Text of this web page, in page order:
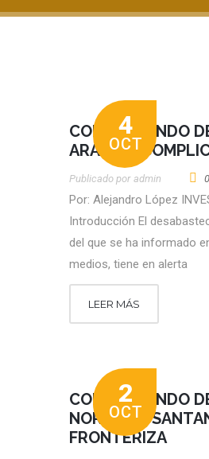
4
OCT
CONTRABANDO
ARAUCA:
Publicado por Admin 0
Por: Alejandro López
Introducción El
del que se ha informado
medios, tiene en alerta
LEER MÁS
2
OCT
CONTRABANDO
NORTE DE
FRONTERIZA